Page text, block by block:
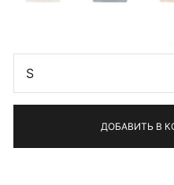
S
ДОБАВИТЬ В